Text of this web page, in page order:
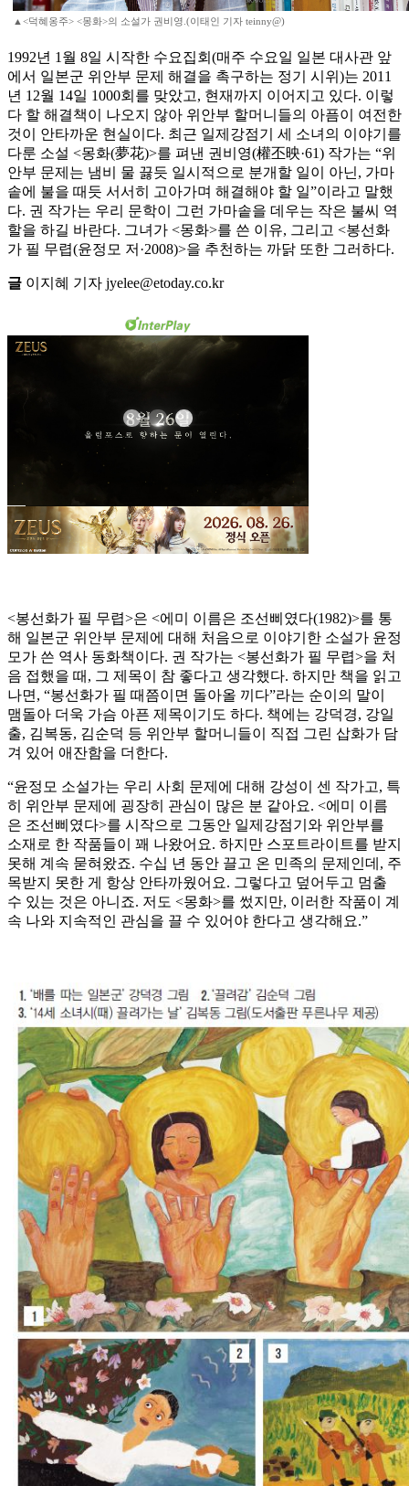
▲<덕혜옹주> <몽화>의 소설가 권비영.(이태인 기자 teinny@)
1992년 1월 8일 시작한 수요집회(매주 수요일 일본 대사관 앞
에서 일본군 위안부 문제 해결을 촉구하는 정기 시위)는 2011
년 12월 14일 1000회를 맞았고, 현재까지 이어지고 있다. 이렇
다 할 해결책이 나오지 않아 위안부 할머니들의 아픔이 여전한
것이 안타까운 현실이다. 최근 일제강점기 세 소녀의 이야기를
다룬 소설 <몽화(夢花)>를 펴낸 권비영(權丕映·61) 작가는 “위
안부 문제는 냄비 물 끓듯 일시적으로 분개할 일이 아닌, 가마
솥에 불을 때듯 서서히 고아가며 해결해야 할 일”이라고 말했
다. 권 작가는 우리 문학이 그런 가마솥을 데우는 작은 불씨 역
할을 하길 바란다. 그녀가 <몽화>를 쓴 이유, 그리고 <봉선화
가 필 무렵(윤정모 저·2008)>을 추천하는 까닭 또한 그러하다.
글 이지혜 기자 jyelee@etoday.co.kr
<봉선화가 필 무렵>은 <에미 이름은 조선삐였다(1982)>를 통
해 일본군 위안부 문제에 대해 처음으로 이야기한 소설가 윤정
모가 쓴 역사 동화책이다. 권 작가는 <봉선화가 필 무렵>을 처
음 접했을 때, 그 제목이 참 좋다고 생각했다. 하지만 책을 읽고
나면, “봉선화가 필 때쯤이면 돌아올 끼다”라는 순이의 말이
맴돌아 더욱 가슴 아픈 제목이기도 하다. 책에는 강덕경, 강일
출, 김복동, 김순덕 등 위안부 할머니들이 직접 그린 삽화가 담
겨 있어 애잔함을 더한다.
“윤정모 소설가는 우리 사회 문제에 대해 강성이 센 작가고, 특
히 위안부 문제에 굉장히 관심이 많은 분 같아요. <에미 이름
은 조선삐였다>를 시작으로 그동안 일제강점기와 위안부를
소재로 한 작품들이 꽤 나왔어요. 하지만 스포트라이트를 받지
못해 계속 묻혀왔죠. 수십 년 동안 끌고 온 민족의 문제인데, 주
목받지 못한 게 항상 안타까웠어요. 그렇다고 덮어두고 멈출
수 있는 것은 아니죠. 저도 <몽화>를 썼지만, 이러한 작품이 계
속 나와 지속적인 관심을 끌 수 있어야 한다고 생각해요.”